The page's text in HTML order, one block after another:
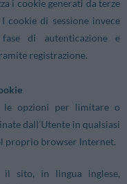
i cookie generati da terze
di sessione invece
di autenticazione e
registrazione.
le opzioni per limitare o
dall’Utente in qualsiasi
proprio browser Internet.
il sito, in lingua inglese,